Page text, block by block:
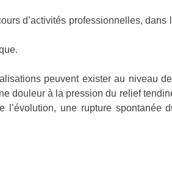
d’activités professionnelles, dans
peuvent exister au niveau
douleur à la pression du relief
une rupture spontanée